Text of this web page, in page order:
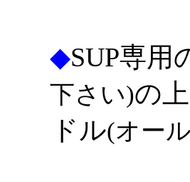
◆SUP専用
下さい)の
ドル(オー